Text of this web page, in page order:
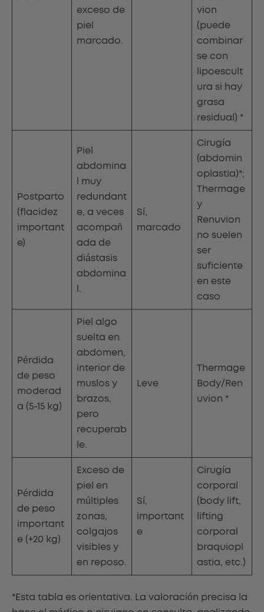
exceso de
piel
marcado.
vion
(puede
combinar
se con
lipoescult
ura si hay
grasa
residual) *
Postparto
(flacidez
important
e)
Piel
abdomina
l muy
redundant
e, a veces
acompañ
ada de
diástasis
abdomina
l.
Sí,
marcado
Cirugía
(abdomin
oplastia)*;
Thermage
y
Renuvion
no suelen
ser
suficiente
en este
caso
Pérdida
de peso
moderad
a (5-15 kg)
Piel algo
suelta en
abdomen,
interior de
muslos y
brazos,
pero
recuperab
le.
Leve
Thermage
Body/Ren
uvion *
Pérdida
de peso
important
e (+20 kg)
Exceso de
piel en
múltiples
zonas,
colgajos
visibles y
en reposo.
Sí,
important
e
Cirugía
corporal
(body lift,
lifting
corporal
braquiopl
astia, etc.)
*Esta tabla es orientativa. La valoración precisa la